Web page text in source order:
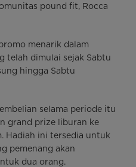
pound fit, Rocca
menarik dalam
telah dimulai sejak Sabtu
hingga Sabtu
selama periode itu
grand prize liburan ke
Hadiah ini tersedia untuk
pemenang akan
dua orang.